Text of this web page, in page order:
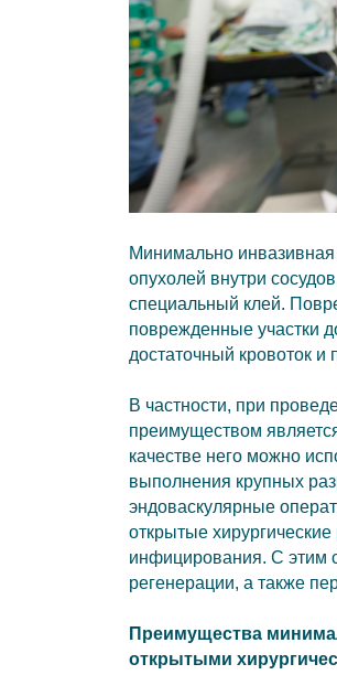
Минимально инвазивная
опухолей внутри
специальный клей.
поврежденные участки
достаточный кровоток и
В частности, при
преимуществом
качестве него можно
выполнения крупных
эндоваскулярные
открытые
инфицирования. С этим
регенерации, а также
Преимущества
открытыми